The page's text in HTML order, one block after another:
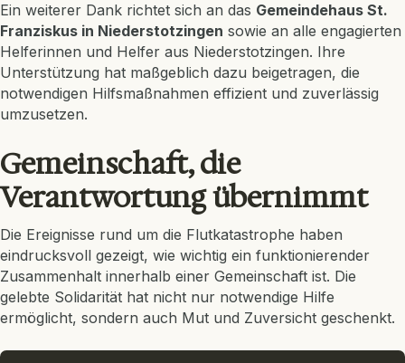
Ein weiterer Dank richtet sich an das Gemeindehaus St.
Franziskus in Niederstotzingen sowie an alle engagierten
Helferinnen und Helfer aus Niederstotzingen. Ihre
Unterstützung hat maßgeblich dazu beigetragen, die
notwendigen Hilfsmaßnahmen effizient und zuverlässig
umzusetzen.
Gemeinschaft, die
Verantwortung übernimmt
Die Ereignisse rund um die Flutkatastrophe haben
eindrucksvoll gezeigt, wie wichtig ein funktionierender
Zusammenhalt innerhalb einer Gemeinschaft ist. Die
gelebte Solidarität hat nicht nur notwendige Hilfe
ermöglicht, sondern auch Mut und Zuversicht geschenkt.